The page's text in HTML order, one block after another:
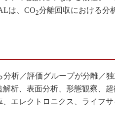
は、CO2分離回収における分
析／評価グループが分離／独
析、表面分析、形態観察、超
エレクトロニクス、ライフサ